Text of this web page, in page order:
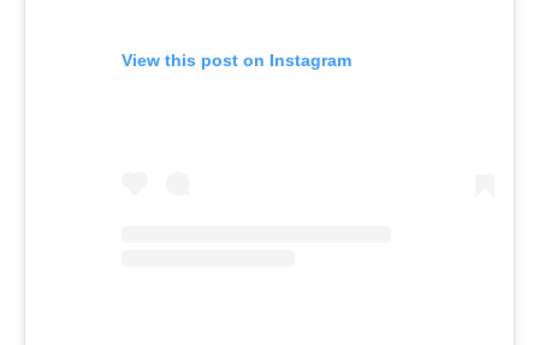
View this post on Instagram